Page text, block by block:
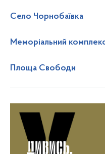
Село Чорнобаївка
Меморіальний
Площа Свободи